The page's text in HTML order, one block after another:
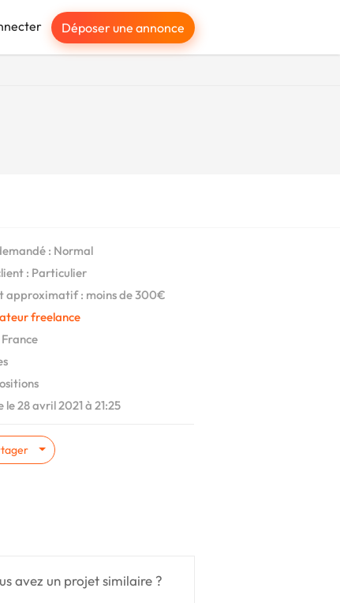
Déposer une annonce
: Normal
: Particulier
approximatif : moins de 300€
freelance
le 28 avril 2021 à 21:25
avez un projet similaire ?